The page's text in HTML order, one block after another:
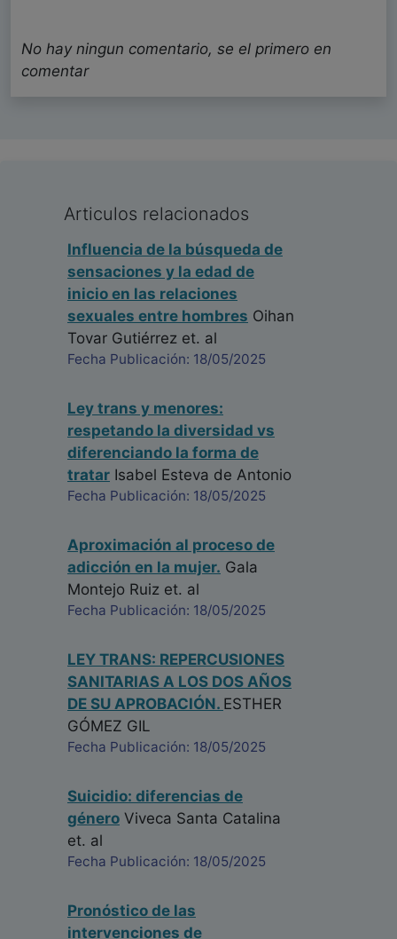
No hay ningun comentario, se el primero en
comentar
Articulos relacionados
Influencia de la búsqueda de
sensaciones y la edad de
inicio en las relaciones
sexuales entre hombres Oihan
Tovar Gutiérrez et. al
Fecha Publicación: 18/05/2025
Ley trans y menores:
respetando la diversidad vs
diferenciando la forma de
tratar Isabel Esteva de Antonio
Fecha Publicación: 18/05/2025
Aproximación al proceso de
adicción en la mujer. Gala
Montejo Ruiz et. al
Fecha Publicación: 18/05/2025
LEY TRANS: REPERCUSIONES
SANITARIAS A LOS DOS AÑOS
DE SU APROBACIÓN. ESTHER
GÓMEZ GIL
Fecha Publicación: 18/05/2025
Suicidio: diferencias de
género Viveca Santa Catalina
et. al
Fecha Publicación: 18/05/2025
Pronóstico de las
intervenciones de